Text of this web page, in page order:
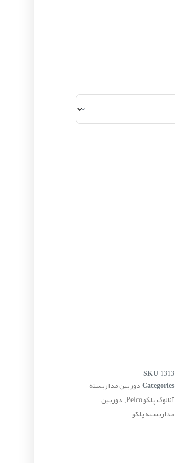
SKU 1313
Categories دوربین مداربسته
آنالوگ پلکو Pelco
, دوربین
مداربسته پلکو